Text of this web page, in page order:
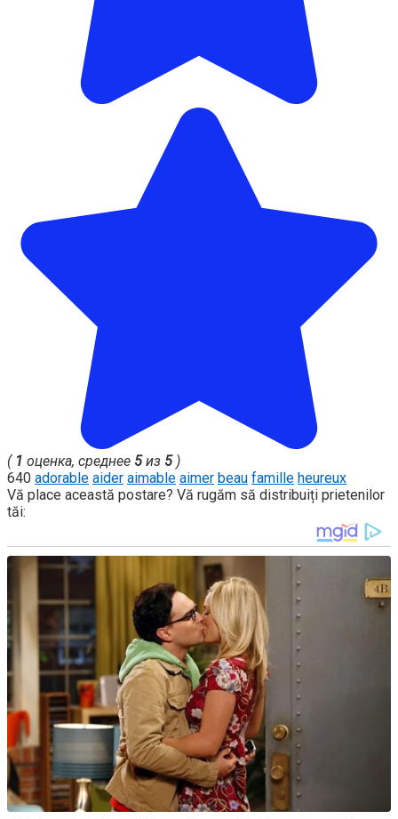
( 1 оценка, среднее 5из 5)
640 adorable aider aimable aimer beau famille heureux
Vă place această postare? Vă rugăm să distribuiți prietenilor
tăi: